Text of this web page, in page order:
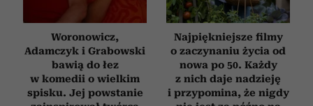
Woronowicz,
Adamczyk i Grabowski
bawią do łez
w komedii o wielkim
spisku. Jej powstanie
Najpiękniejsze filmy
o zaczynaniu życia od
nowa po 50. Każdy
z nich daje nadzieję
i przypomina, że nigdy